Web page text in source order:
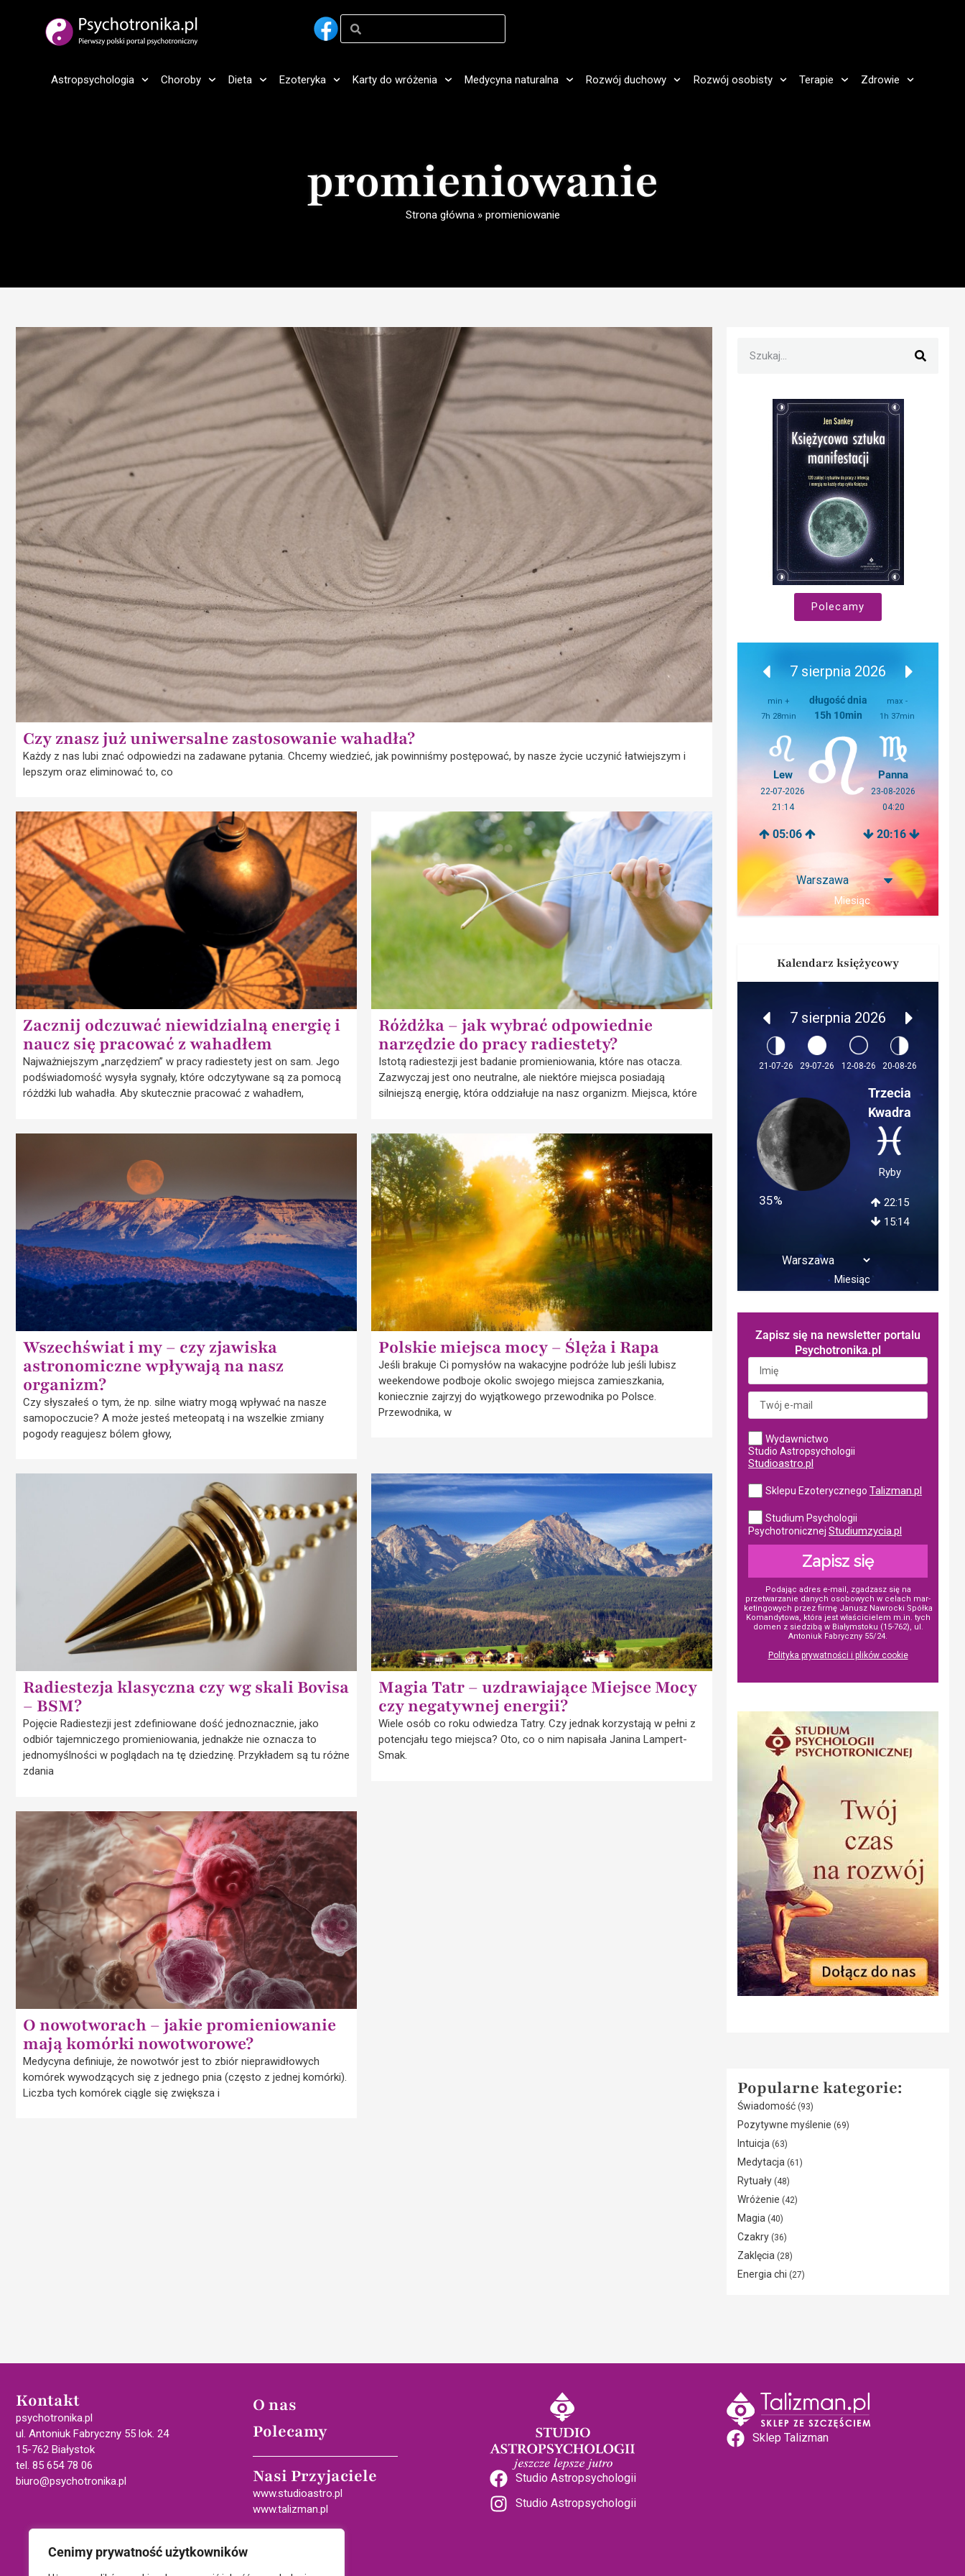
Cenimy prywatność użytkowników
Astropsychologia Choroby Dieta Ezoteryka Karty do wróżenia Medycyna naturalna Rozwój duchowy Rozwój osobisty Terapie Zdrowie
promieniowanie
Strona główna» promieniowanie
Czy znasz już uniwersalne zastosowanie wahadła?
Każdy z nas lubi znać odpowiedzi na zadawane pytania. Chcemy wiedzieć, jak powinniśmy postępować, by nasze życie uczynić łatwiejszym i
lepszym oraz eliminować to, co
Zacznij odczuwać niewidzialną energię i
naucz się pracować z wahadłem
Najważniejszym „narzędziem” w pracy radiestety jest on sam. Jego
podświadomość wysyła sygnały, które odczytywane są za pomocą
różdżki lub wahadła. Aby skutecznie pracować z wahadłem,
Różdżka – jak wybrać odpowiednie
narzędzie do pracy radiestety?
Istotą radiestezji jest badanie promieniowania, które nas otacza.
Zazwyczaj jest ono neutralne, ale niektóre miejsca posiadają
silniejszą energię, która oddziałuje na nasz organizm. Miejsca, które
Wszechświat i my – czy zjawiska
astronomiczne wpływają na nasz
organizm?
Czy słyszałeś o tym, że np. silne wiatry mogą wpływać na nasze
samopoczucie? A może jesteś meteopatą i na wszelkie zmiany
pogody reagujesz bólem głowy,
Polskie miejsca mocy – Ślęża i Rapa
Jeśli brakuje Ci pomysłów na wakacyjne podróże lub jeśli lubisz
weekendowe podboje okolic swojego miejsca zamieszkania,
koniecznie zajrzyj do wyjątkowego przewodnika po Polsce.
Przewodnika, w
Radiestezja klasyczna czy wg skali Bovisa
– BSM?
Pojęcie Radiestezji jest zdefiniowane dość jednoznacznie, jako
odbiór tajemniczego promieniowania, jednakże nie oznacza to
jednomyślności w poglądach na tę dziedzinę. Przykładem są tu różne
zdania
Magia Tatr – uzdrawiające Miejsce Mocy
czy negatywnej energii?
Wiele osób co roku odwiedza Tatry. Czy jednak korzystają w pełni z
potencjału tego miejsca? Oto, co o nim napisała Janina Lampert-
Smak.
O nowotworach – jakie promieniowanie
mają komórki nowotworowe?
Medycyna definiuje, że nowotwór jest to zbiór nieprawidłowych
komórek wywodzących się z jednego pnia (często z jednej komórki).
Liczba tych komórek ciągle się zwiększa i
Polecamy
7 sierpnia 2026
min +
7h 28min
długość dnia
15h 10min
max -
1h 37min
Lew
22-07-2026
21:14
Panna
23-08-2026
04:20
05:06 20:16
Miesiąc
Kalendarz księżycowy
7 sierpnia 2026
21-07-26 29-07-26 12-08-26 20-08-26
35%
Trzecia
Kwadra
Ryby
22:15
15:14
Miesiąc
Zapisz się na newsletter portalu
Psychotronika.pl
Wydawnictwo
Studio Astropsychologii
Studioastro.pl
Sklepu Ezoterycznego Talizman.pl
Studium Psychologii
Psychotronicznej Studiumzycia.pl
Zapisz się
Podając adres e-mail, zgadzasz się na
przetwarzanie danych osobowych w ce­lach mar­
ke­tin­go­wych przez firmę Janusz Nawrocki Spółka
Komandytowa, która jest właścicielem m.in. tych
domen z siedzibą w Białymstoku (15-762), ul.
Antoniuk Fabryczny 55/24.
Polityka prywatności i plików cookie
Popularne kategorie:
Świadomość (93)
Pozytywne myślenie (69)
Intuicja (63)
Medytacja (61)
Rytuały (48)
Wróżenie (42)
Magia (40)
Czakry (36)
Zaklęcia (28)
Energia chi (27)
Kontakt
psychotronika.pl
ul. Antoniuk Fabryczny 55 lok. 24
15-762 Białystok
tel. 85 654 78 06
biuro@psychotronika.pl
O nas
Polecamy
Nasi Przyjaciele
www.studioastro.pl
www.talizman.pl
Studio Astropsychologii
Studio Astropsychologii
Sklep Talizman